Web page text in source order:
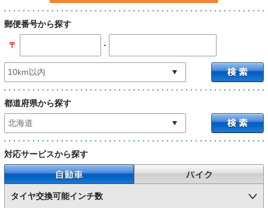
郵便番号から探す
〒 -
都道府県から探す
対応サービスから探す
自動車
バイク
タイヤ交換可能インチ数